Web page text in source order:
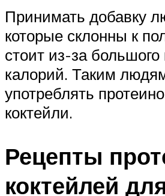
Принимать добавку
которые склонны к
стоит из-за большого
калорий. Таким
употреблять
коктейли.
Рецепты
коктейлей